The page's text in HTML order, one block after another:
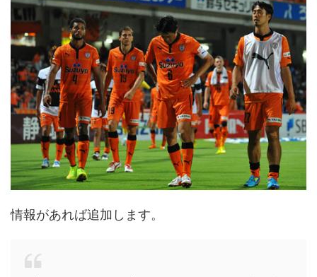
情報があれば追加します。